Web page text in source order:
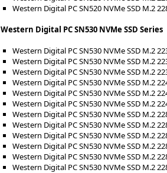
Western Digital PC SN520 NVMe SSD M.2
Western Digital PC SN530 NVMe SSD Series
Western Digital PC SN530 NVMe SSD M.2
Western Digital PC SN530 NVMe SSD M.2
Western Digital PC SN530 NVMe SSD M.2
Western Digital PC SN530 NVMe SSD M.2
Western Digital PC SN530 NVMe SSD M.2
Western Digital PC SN530 NVMe SSD M.2
Western Digital PC SN530 NVMe SSD M.2
Western Digital PC SN530 NVMe SSD M.2
Western Digital PC SN530 NVMe SSD M.2
Western Digital PC SN530 NVMe SSD M.2
Western Digital PC SN530 NVMe SSD M.2
Western Digital PC SN530 NVMe SSD M.2